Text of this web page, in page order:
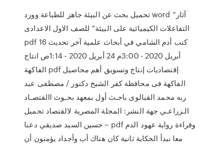
تحميل بحث عن البيئة جاهز للطباعة وورد word “آثار
التفاعلات الكيميائية على البيئة” للصف الاول الاعدادى
pdf كتب أدم الشامي في أبحاث علمية آخر تحديث 16
أبريل 2020 - 3:00م 24 أبريل 2020 - 1:14ص انتاج
الفاكهة pdf ‫إقتصاديات إنتاج وتسويق أهم محاصيل
الفاكهة فى محافظة كفر الشيخ‬ ‫دكتور ‪ /‬مصطفى عبد
ربه محمد القبالوى‬ ‫باحـث أول بمعهد بحـوث االقتصـاد
الـزراعـي‬ ‫جهة النشر‪ :‬المجلة المصرية لالقتصاد تحميل
وقراءة رواية عهود الدم pdf – حسين السيد صديقي دعنا
معا نبدأ الحكاية ثانية كان هناك أب وأجداد يؤمنون أن